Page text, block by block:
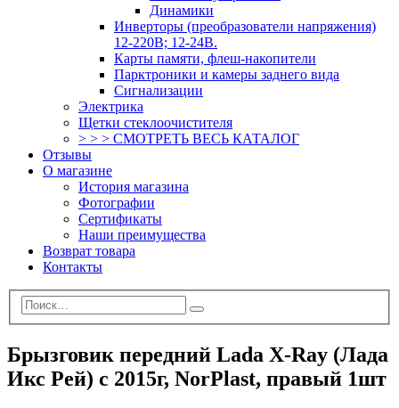
Динамики
Инверторы (преобразователи напряжения)
12-220В; 12-24В.
Карты памяти, флеш-накопители
Парктроники и камеры заднего вида
Сигнализации
Электрика
Щетки стеклоочистителя
> > > СМОТРЕТЬ ВЕСЬ КАТАЛОГ
Отзывы
О магазине
История магазина
Фотографии
Сертификаты
Наши преимущества
Возврат товара
Контакты
Брызговик передний Lada X-Ray (Лада
Икс Рей) с 2015г, NorPlast, правый 1шт